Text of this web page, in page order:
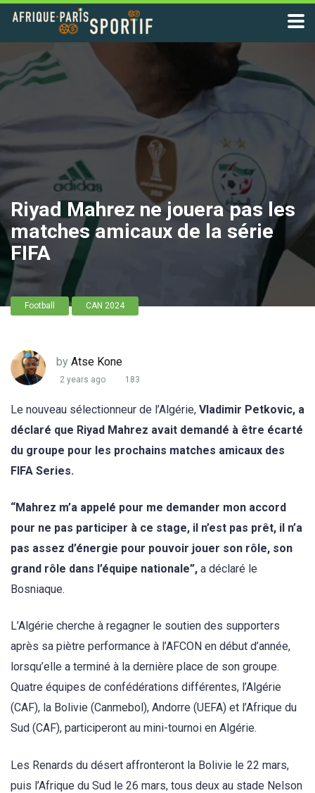
Riyad Mahrez ne jouera pas les
matches amicaux de la série
FIFA
Football CAN 2024
by Atse Kone
2 years ago 183
Le nouveau sélectionneur de l’Algérie, Vladimir Petkovic, a
déclaré que Riyad Mahrez avait demandé à être écarté
du groupe pour les prochains matches amicaux des
FIFA Series.
“Mahrez m’a appelé pour me demander mon accord
pour ne pas participer à ce stage, il n’est pas prêt, il n’a
pas assez d’énergie pour pouvoir jouer son rôle, son
grand rôle dans l’équipe nationale”, a déclaré le
Bosniaque.
L’Algérie cherche à regagner le soutien des supporters
après sa piètre performance à l’AFCON en début d’année,
lorsqu’elle a terminé à la dernière place de son groupe.
Quatre équipes de confédérations différentes, l’Algérie
(CAF), la Bolivie (Canmebol), Andorre (UEFA) et l’Afrique du
Sud (CAF), participeront au mini-tournoi en Algérie.
Les Renards du désert affronteront la Bolivie le 22 mars,
puis l’Afrique du Sud le 26 mars, tous deux au stade Nelson